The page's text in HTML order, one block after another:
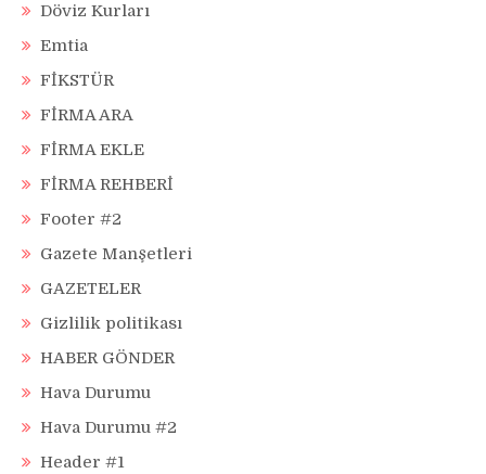
Döviz Kurları
Emtia
FİKSTÜR
FİRMA ARA
FİRMA EKLE
FİRMA REHBERİ
Footer #2
Gazete Manşetleri
GAZETELER
Gizlilik politikası
HABER GÖNDER
Hava Durumu
Hava Durumu #2
Header #1